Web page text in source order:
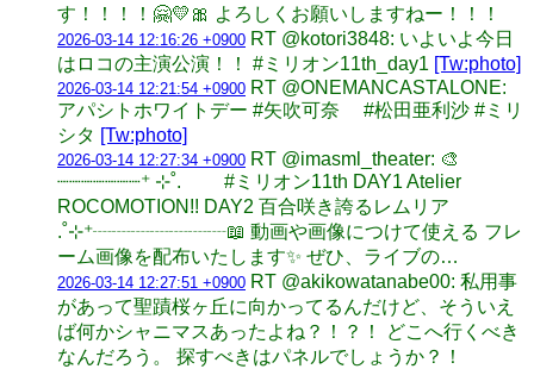
す！！！！🤗💛🎀 よろしくお願いしますねー！！！
2026-03-14 12:16:26 +0900 RT @kotori3848: いよいよ今日
はロコの主演公演！！ #ミリオン11th_day1 [Tw:photo]
2026-03-14 12:21:54 +0900 RT @ONEMANCASTALONE:
アパシトホワイトデー #矢吹可奈 #松田亜利沙 #ミリ
シタ [Tw:photo]
2026-03-14 12:27:34 +0900 RT @imasml_theater: 🎨
┈┈┈┈┈┈┈⁺ ⊹˚. #ミリオン11th DAY1 Atelier
ROCOMOTION!! DAY2 百合咲き誇るレムリア
.˚⊹⁺┈┈┈┈┈┈┈📖 動画や画像につけて使える フレ
ーム画像を配布いたします✨ ぜひ、ライブの…
2026-03-14 12:27:51 +0900 RT @akikowatanabe00: 私用事
があって聖蹟桜ヶ丘に向かってるんだけど、そういえ
ば何かシャニマスあったよね？！？！ どこへ行くべき
なんだろう。 探すべきはパネルでしょうか？！